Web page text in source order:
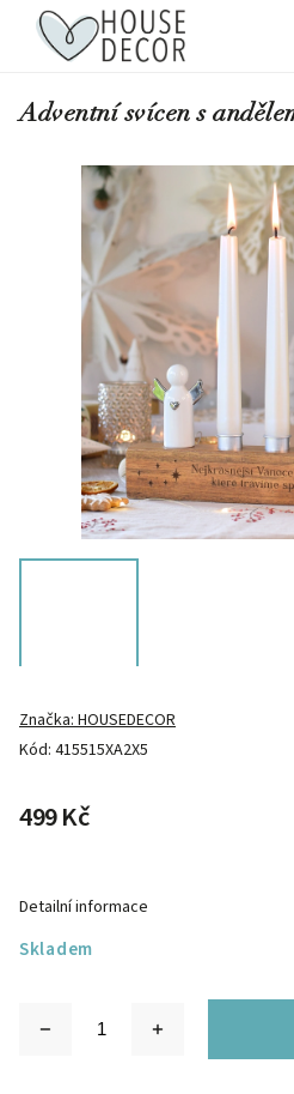
Adventní svícen s
Kód: 415515XA2X5
Značka:HOUSEDECOR
499 Kč
Skladem
Detailní informace